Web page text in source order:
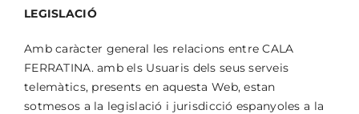
LEGISLACIÓ
Amb caràcter general les relacions entre CALA
FERRATINA. amb els Usuaris dels seus serveis
telemàtics, presents en aquesta Web, estan
sotmesos a la legislació i jurisdicció espanyoles a la